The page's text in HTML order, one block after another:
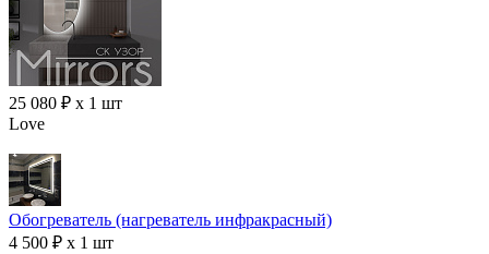
25 080 ₽ x 1 шт
Love
Обогреватель (нагреватель инфракрасный)
4 500 ₽ x 1 шт